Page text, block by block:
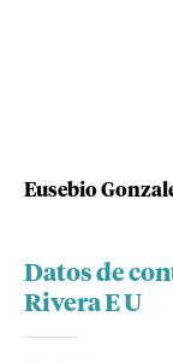
Eusebio
Datos de
Rivera E U